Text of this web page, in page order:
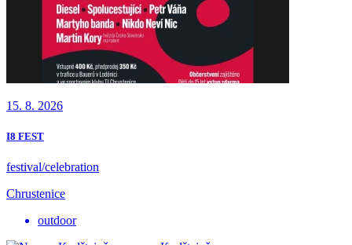
15. 8. 2026
I8 FEST
festival/celebration
Chrustenice
outdoor